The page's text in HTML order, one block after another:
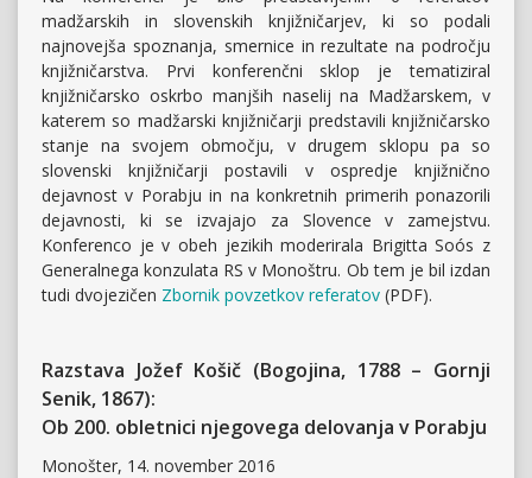
madžarskih in slovenskih knjižničarjev, ki so podali
najnovejša spoznanja, smernice in rezultate na področju
knjižničarstva. Prvi konferenčni sklop je tematiziral
knjižničarsko oskrbo manjših naselij na Madžarskem, v
katerem so madžarski knjižničarji predstavili knjižničarsko
stanje na svojem območju, v drugem sklopu pa so
slovenski knjižničarji postavili v ospredje knjižnično
dejavnost v Porabju in na konkretnih primerih ponazorili
dejavnosti, ki se izvajajo za Slovence v zamejstvu.
Konferenco je v obeh jezikih moderirala Brigitta Soós z
Generalnega konzulata RS v Monoštru. Ob tem je bil izdan
tudi dvojezičen Zbornik povzetkov referatov (PDF).
Razstava Jožef Košič (Bogojina, 1788 – Gornji
Senik, 1867):
Ob 200. obletnici njegovega delovanja v Porabju
Monošter, 14. november 2016